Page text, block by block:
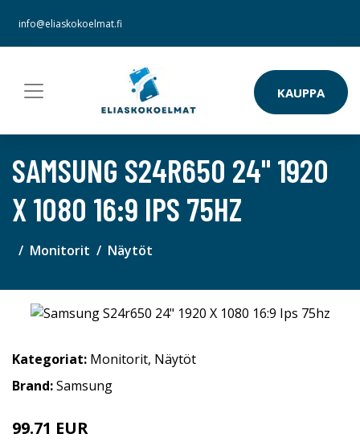
info@eliaskokoelmat.fi
KAUPPA
SAMSUNG S24R650 24" 1920
X 1080 16:9 IPS 75HZ
Monitorit Näytöt
Kategoriat: Monitorit, Näytöt
Brand:Samsung
99.71 EUR